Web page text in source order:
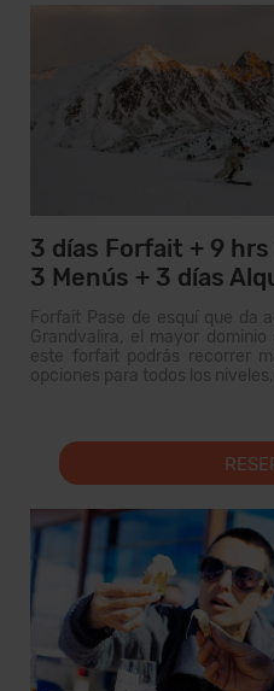
3 días Forfait + 9
3 Menús + 3 días
Forfait Pase de esquí que da
Grandvalira, el mayor
este forfait podrás recorrer
opciones para todos los